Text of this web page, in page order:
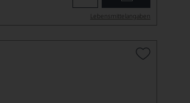
Lebensmittel­angaben